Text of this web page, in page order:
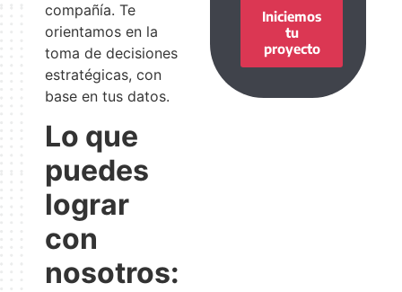
compañía. Te
orientamos en la
toma de decisiones
estratégicas, con
base en tus datos.
Lo que
puedes
lograr
con
nosotros:
Iniciemos
tu
proyecto